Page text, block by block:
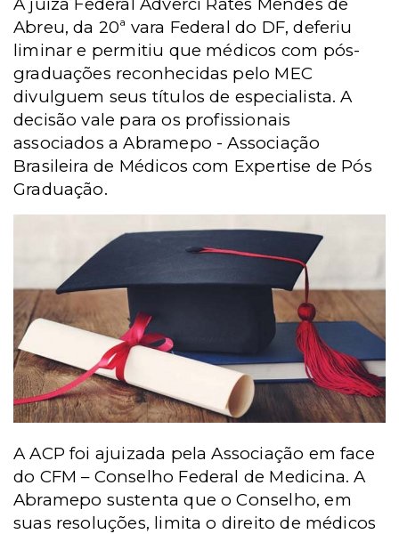
Abreu, da 20ª vara Federal do DF, deferiu
liminar e permitiu que médicos com pós-
graduações reconhecidas pelo MEC
divulguem seus títulos de especialista. A
decisão vale para os profissionais
associados a Abramepo - Associação
Brasileira de Médicos com Expertise de Pós
Graduação.
A ACP foi ajuizada pela Associação em face
do CFM – Conselho Federal de Medicina. A
Abramepo sustenta que o Conselho, em
suas resoluções, limita o direito de médicos